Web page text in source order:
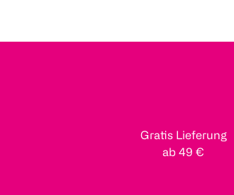
Gratis Lieferung
ab 49 €